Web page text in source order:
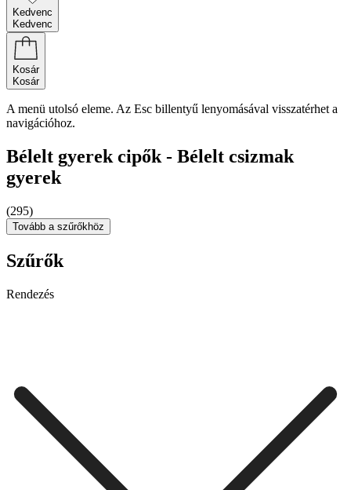
Kedvenc
Kedvenc
Kosár
Kosár
A menü utolsó eleme. Az Esc billentyű lenyomásával visszatérhet a
navigációhoz.
Bélelt gyerek cipők - Bélelt csizmak
gyerek
(295)
Tovább a szűrőkhöz
Szűrők
Rendezés